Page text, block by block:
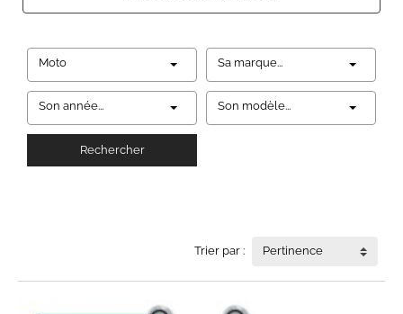
Moto Sa marque...
Son année... Son modèle...
Rechercher
Trier par : Pertinence